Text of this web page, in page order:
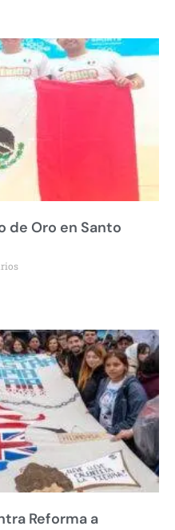
de Oro en Santo
Reforma a